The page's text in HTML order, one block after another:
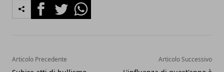
FacebookTwitterWhatsapp
Articolo Precedente Articolo Successivo